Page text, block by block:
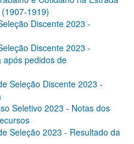
1919)
Discente 2023 -
Discente 2023 -
após pedidos de
Seleção Discente 2023 -
Seletivo 2023 - Notas dos
Seleção 2023 - Resultado da